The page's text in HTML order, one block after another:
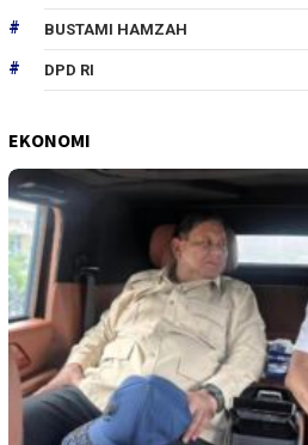
BUSTAMI HAMZAH
DPD RI
EKONOMI